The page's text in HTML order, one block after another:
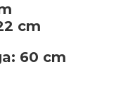
cm
60 cm